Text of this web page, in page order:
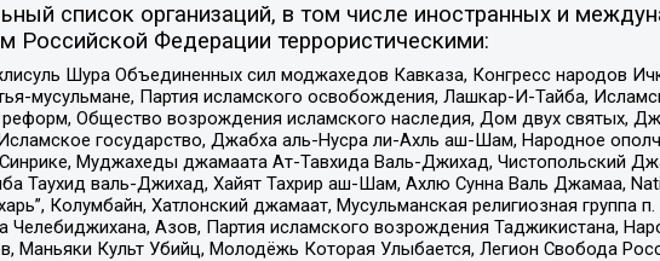
список организаций, в том числе иностранных и
Российской Федерации террористическими:
Шура Объединенных сил моджахедов Кавказа, Конгресс народов
мусульмане, Партия исламского освобождения, Лашкар-И-Тайба,
Общество возрождения исламского наследия, Дом двух святых,
государство, Джабха аль-Нусра ли-Ахль аш-Шам, Народное
Муджахеды джамаата Ат-Тавхида Валь-Джихад, Чистопольский
Таухид валь-Джихад, Хайят Тахрир аш-Шам, Ахлю Сунна Валь Джамаа,
Колумбайн, Хатлонский джамаат, Мусульманская религиозная группа
Челебиджихана, Азов, Партия исламского возрождения Таджикистана,
Маньяки Культ Убийц, Молодёжь Которая Улыбается, Легион Свобода